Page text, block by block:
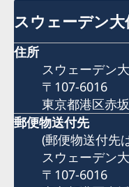
スウェーデン大
住所
スウェーデン
〒107-6016
東京都港区赤
郵便物送付先
(郵便物送付先
スウェーデン
〒107-6016